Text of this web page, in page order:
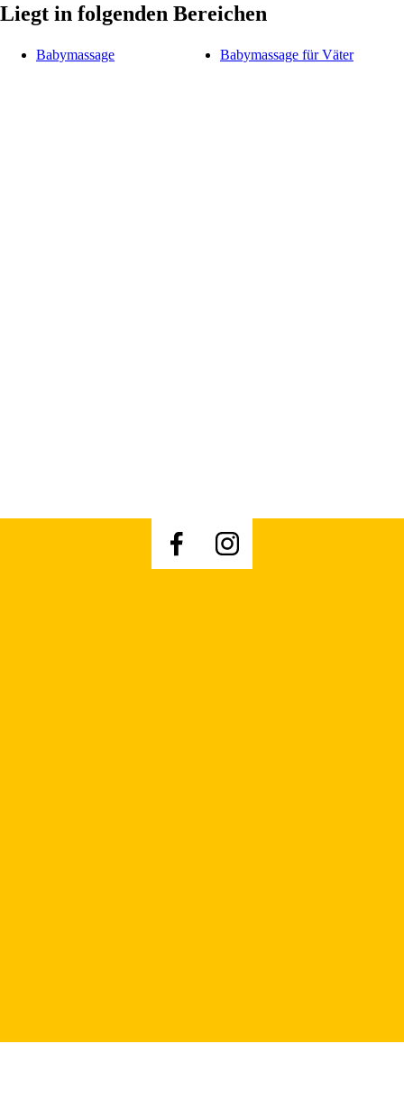
Liegt in folgenden Bereichen
Babymassage Babymassage für Väter